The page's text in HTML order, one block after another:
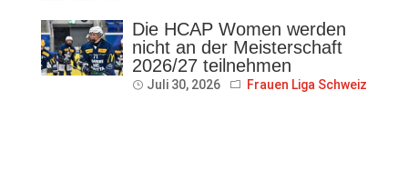
Die HCAP Women werden
nicht an der Meisterschaft
2026/27 teilnehmen
Juli 30, 2026 Frauen Liga Schweiz